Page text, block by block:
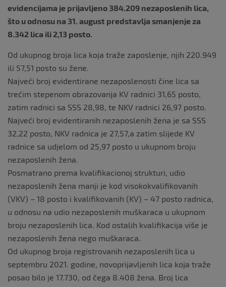
evidencijama je prijavljeno 384.209 nezaposlenih lica,
što u odnosu na 31. august predstavlja smanjenje za
8.342 lica ili 2,13 posto.
Od ukupnog broja lica koja traže zaposlenje, njih 220.949
ili 57,51 posto su žene.
Najveći broj evidentirane nezaposlenosti čine lica sa
trećim stepenom obrazovanja KV radnici 31,65 posto,
zatim radnici sa SSS 28,98, te NKV radnici 26,97 posto.
Najveći broj evidentiranih nezaposlenih žena je sa SSS
32,22 posto, NKV radnica je 27,57,a zatim slijede KV
radnice sa udjelom od 25,97 posto u ukupnom broju
nezaposlenih žena.
Posmatrano prema kvalifikacionoj strukturi, udio
nezaposlenih žena manji je kod visokokvalifikovanih
(VKV) – 18 posto i kvalifikovanih (KV) – 47 posto radnica,
u odnosu na udio nezaposlenih muškaraca u ukupnom
broju nezaposlenih lica. Kod ostalih kvalifikacija više je
nezaposlenih žena nego muškaraca.
Od ukupnog broja registrovanih nezaposlenih lica u
septembru 2021. godine, novoprijavljenih lica koja traže
posao bilo je 17.730, od čega 8.408 žena. Broj lica